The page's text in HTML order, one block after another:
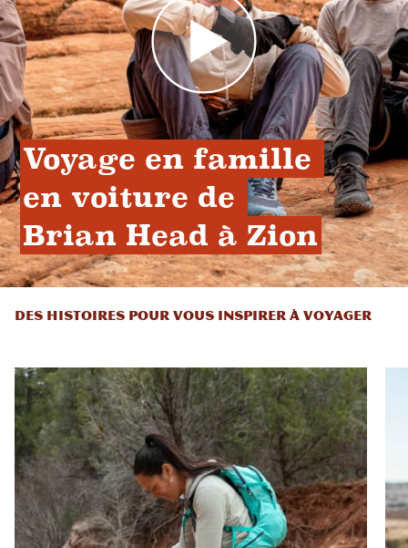
Voyage en famille
en voiture de
Brian Head à Zion
DES HISTOIRES POUR VOUS INSPIRER À VOYAGER